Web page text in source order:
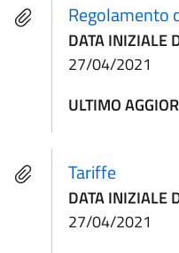
Regolamento
DATA INIZIALE
27/04/2021
ULTIMO
Tariffe
DATA INIZIALE
27/04/2021